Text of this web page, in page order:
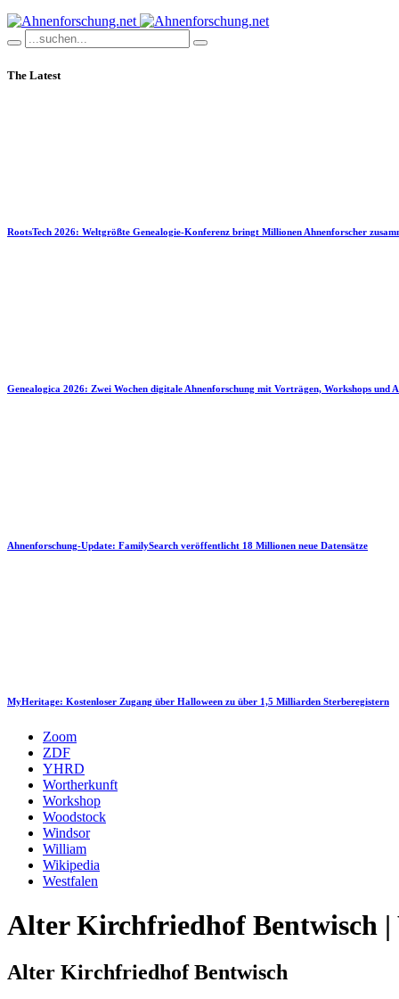
The Latest
RootsTech 2026: Weltgrößte Genealogie-Konferenz bringt Millionen Ahnenforscher
Genealogica 2026: Zwei Wochen digitale Ahnenforschung mit Vorträgen, Workshops und
Ahnenforschung-Update: FamilySearch veröffentlicht 18 Millionen neue Datensätze
MyHeritage: Kostenloser Zugang über Halloween zu über 1,5 Milliarden Sterberegistern
Zoom
ZDF
YHRD
Wortherkunft
Workshop
Woodstock
Windsor
William
Wikipedia
Westfalen
Alter Kirchfriedhof Bentwisch |
Alter Kirchfriedhof Bentwisch